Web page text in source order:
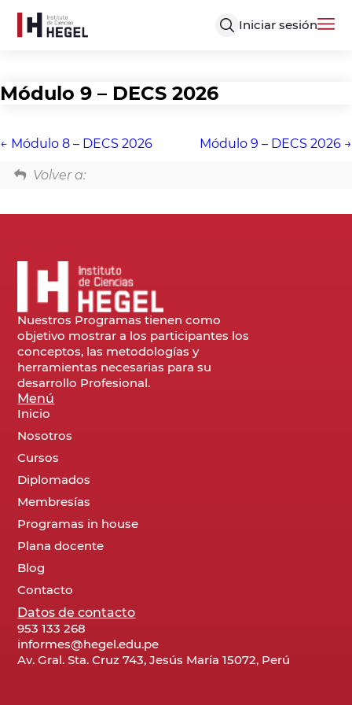
Iniciar sesión
Módulo 9 – DECS 2026
Módulo 8 – DECS 2026 Módulo 9 – DECS 2026
Volver a:
Nuestros Programas tienen como
objetivo mostrar a los participantes los
conceptos, las metodologías y
herramientas necesarias para su
desarrollo Profesional.
Menú
Inicio
Nosotros
Cursos
Diplomados
Membresías
Programas in house
Plana docente
Blog
Contacto
Datos de contacto
953 133 268
informes@hegel.edu.pe
Av. Gral. Sta. Cruz 743, Jesús María 15072, Perú